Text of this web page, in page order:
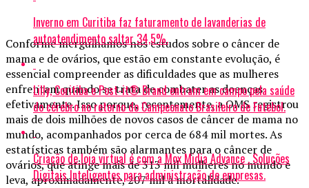
Conforme mergulhamos nos estudos sobre o câncer de
mama e de ovários, que estão em constante evolução, é
essencial compreender as dificuldades que as mulheres
enfrentam quando se trata de combater as doenças
efetivamente. Isso porque, recentemente, a OMS registrou
mais de dois milhões de novos casos de câncer de mama no
mundo, acompanhados por cerca de 684 mil mortes. As
estatísticas também são alarmantes para o câncer de
ovários, que atinge mais de 313 mil mulheres no mundo e
leva, aproximadamente, 207 mil à mortalidade.
Inverno em Curitiba faz faturamento de lavanderias de
autoatendimento saltar 34,5%.
Lilly, Coritiba e Post-it® Brand entram em campo pela saúde
do cérebro no retorno do Campeonato Brasileiro de Futebol.
Criação de loja virtual é com a Mox Midia Advance . Soluções
Digitais Inteligentes para administração de empresas.